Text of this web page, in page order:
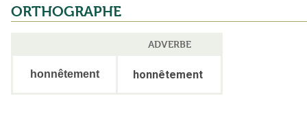
ORTHOGRAPHE
ADVERBE
honnêtement honnêtement